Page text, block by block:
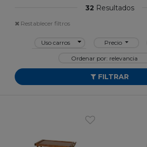
32 Resultados
Restablecer filtros
Uso carros Precio
FILTRAR